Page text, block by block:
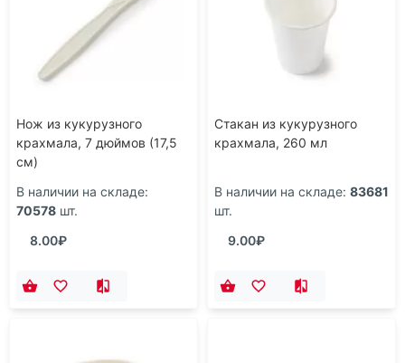
Нож из кукурузного
крахмала, 7 дюймов (17,5
см)
В наличии на складе:
70578 шт.
8.00₽
Стакан из кукурузного
крахмала, 260 мл
В наличии на складе: 83681
шт.
9.00₽